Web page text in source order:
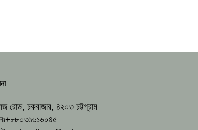
রোড, চকবাজার, ৪২০৩ চট্টগ্রাম